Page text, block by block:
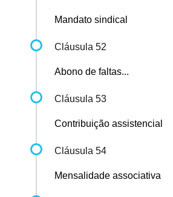
Mandato sindical
Cláusula 52
Abono de faltas...
Cláusula 53
Contribuição assistencial
Cláusula 54
Mensalidade associativa